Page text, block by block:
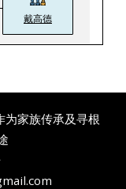
戴高德
为家族传承及寻根